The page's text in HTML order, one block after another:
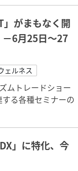
がまもなく開
6月25日～27
ェルネス
ムトレードショー
る各種セミナーの
」に特化、今